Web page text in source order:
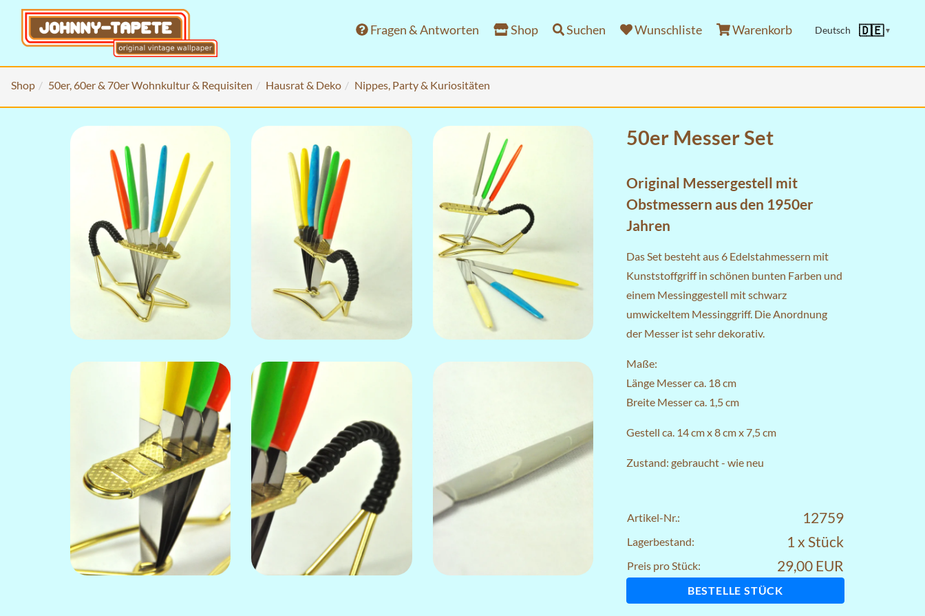
Fragen & Antworten Shop Suchen Wunschliste Warenkorb Deutsch 🇩🇪▼
Shop 50er, 60er & 70er Wohnkultur & Requisiten Hausrat & Deko Nippes, Party & Kuriositäten
50er Messer Set
Original Messergestell mit
Obstmessern aus den 1950er
Jahren
Das Set besteht aus 6 Edelstahmessern mit
Kunststoffgriff in schönen bunten Farben und
einem Messinggestell mit schwarz
umwickeltem Messinggriff. Die Anordnung
der Messer ist sehr dekorativ.
Maße:
Länge Messer ca. 18 cm
Breite Messer ca. 1,5 cm
Gestell ca. 14 cm x 8 cm x 7,5 cm
Zustand: gebraucht - wie neu
Artikel-Nr.: 12759
Lagerbestand: 1 x Stück
Preis pro Stück: 29,00 EUR
BESTELLE STÜCK